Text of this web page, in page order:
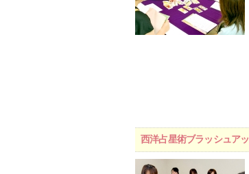
西洋占星術ブラッシュア